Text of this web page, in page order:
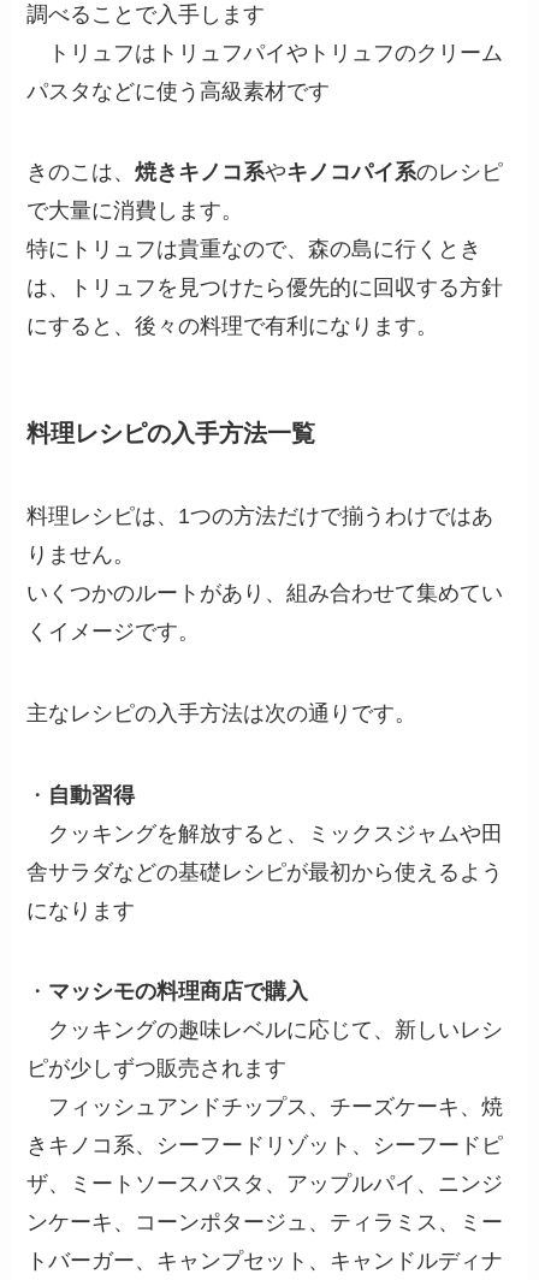
調べることで入手します
トリュフはトリュフパイやトリュフのクリーム
パスタなどに使う高級素材です
きのこは、焼きキノコ系やキノコパイ系のレシピ
で大量に消費します。
特にトリュフは貴重なので、森の島に行くとき
は、トリュフを見つけたら優先的に回収する方針
にすると、後々の料理で有利になります。
料理レシピの入手方法一覧
料理レシピは、1つの方法だけで揃うわけではあ
りません。
いくつかのルートがあり、組み合わせて集めてい
くイメージです。
主なレシピの入手方法は次の通りです。
・ 自動習得
クッキングを解放すると、ミックスジャムや田
舎サラダなどの基礎レシピが最初から使えるよう
になります
・ マッシモの料理商店で購入
クッキングの趣味レベルに応じて、新しいレシ
ピが少しずつ販売されます
フィッシュアンドチップス、チーズケーキ、焼
きキノコ系、シーフードリゾット、シーフードピ
ザ、ミートソースパスタ、アップルパイ、ニンジ
ンケーキ、コーンポタージュ、ティラミス、ミー
トバーガー、キャンプセット、キャンドルディナ